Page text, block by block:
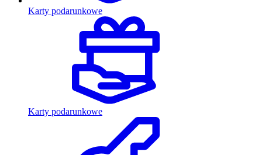
Karty podarunkowe
Karty podarunkowe